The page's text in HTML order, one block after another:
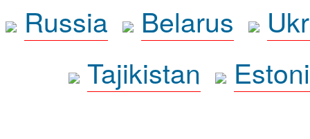
Russia
Belarus
Tajikistan